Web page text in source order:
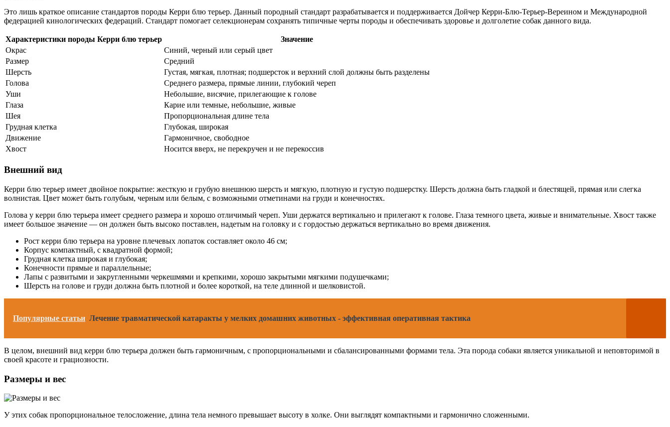
Это лишь краткое описание стандартов породы Керри блю терьер. Данный породный стандарт разрабатывается и поддерживается Дойчер Керри-Блю-Терьер-Вереином и Международной
федерацией кинологических федераций. Стандарт помогает селекционерам сохранять типичные черты породы и обеспечивать здоровье и долголетие собак данного вида.
Характеристики породы Керри блю терьер
Значение
Окрас
Синий, черный или серый цвет
Размер
Средний
Шерсть
Густая, мягкая, плотная; подшерсток и верхний слой должны быть разделены
Голова
Среднего размера, прямые линии, глубокий череп
Уши
Небольшие, висячие, прилегающие к голове
Глаза
Карие или темные, небольшие, живые
Шея
Пропорциональная длине тела
Грудная клетка
Глубокая, широкая
Движение
Гармоничное, свободное
Хвост
Носится вверх, не перекручен и не перекоссив
Внешний вид
Керри блю терьер имеет двойное покрытие: жесткую и грубую внешнюю шерсть и мягкую, плотную и густую подшерстку. Шерсть должна быть гладкой и блестящей, прямая или слегка
волнистая. Цвет может быть голубым, черным или белым, с возможными отметинами на груди и конечностях.
Голова у керри блю терьера имеет среднего размера и хорошо отличимый череп. Уши держатся вертикально и прилегают к голове. Глаза темного цвета, живые и внимательные. Хвост также
имеет большое значение — он должен быть высоко поставлен, надетым на головку и с гордостью держаться вертикально во время движения.
Рост керри блю терьера на уровне плечевых лопаток составляет около 46 см;
Корпус компактный, с квадратной формой;
Грудная клетка широкая и глубокая;
Конечности прямые и параллельные;
Лапы с развитыми и закругленными черкешмями и крепкими, хорошо закрытыми мягкими подушечками;
Шерсть на голове и груди должна быть плотной и более короткой, на теле длинной и шелковистой.
Популярные статьи Лечение травматической катаракты у мелких домашних животных - эффективная оперативная тактика
В целом, внешний вид керри блю терьера должен быть гармоничным, с пропорциональными и сбалансированными формами тела. Эта порода собаки является уникальной и неповторимой в
своей красоте и грациозности.
Размеры и вес
У этих собак пропорциональное телосложение, длина тела немного превышает высоту в холке. Они выглядят компактными и гармонично сложенными.